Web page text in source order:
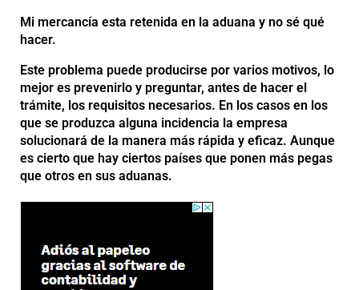
Mi mercancía esta retenida en la aduana y no sé qué
hacer.
Este problema puede producirse por varios motivos, lo
mejor es prevenirlo y preguntar, antes de hacer el
trámite, los requisitos necesarios. En los casos en los
que se produzca alguna incidencia la empresa
solucionará de la manera más rápida y eficaz. Aunque
es cierto que hay ciertos países que ponen más pegas
que otros en sus aduanas.